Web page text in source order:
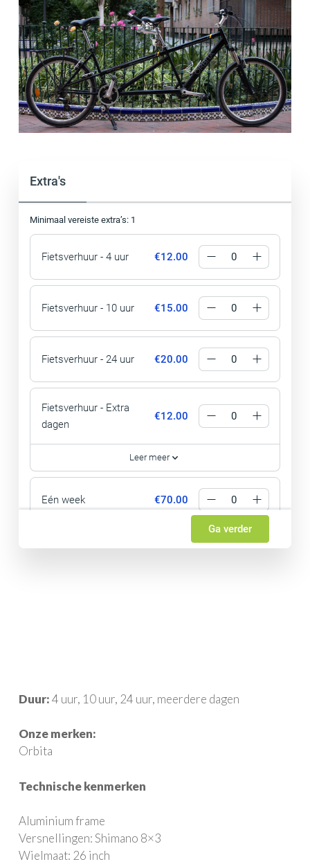
Extra's
Minimaal vereiste extra’s: 1
Fietsverhuur - 4 uur €12.00
Fietsverhuur - 10 uur €15.00
Fietsverhuur - 24 uur €20.00
Fietsverhuur - Extra
dagen
€12.00
Leer meer
Eén week €70.00
Ga verder
Duur:4 uur, 10 uur, 24 uur, meerdere dagen
Onze merken:
Orbita
Technische kenmerken
Aluminium frame
Versnellingen: Shimano 8×3
Wielmaat: 26 inch